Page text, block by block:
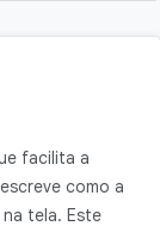
facilita a
como a
tela. Este